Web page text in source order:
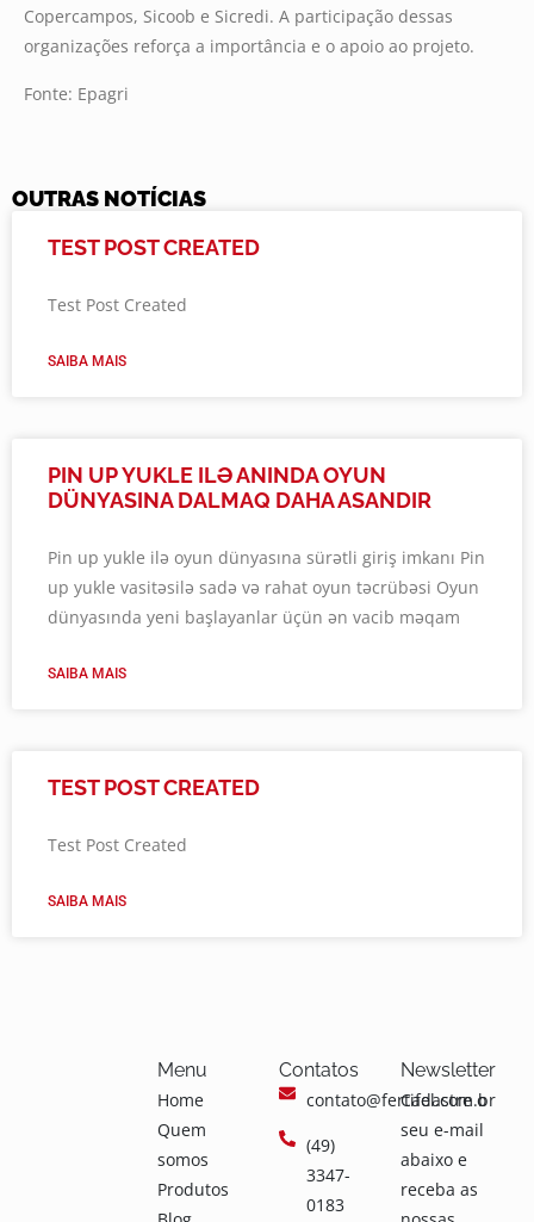
Copercampos, Sicoob e Sicredi. A participação dessas
organizações reforça a importância e o apoio ao projeto.
Fonte: Epagri
OUTRAS NOTÍCIAS
TEST POST CREATED
Test Post Created
SAIBA MAIS
PIN UP YUKLE ILƏ ANINDA OYUN
DÜNYASINA DALMAQ DAHA ASANDIR
Pin up yukle ilə oyun dünyasına sürətli giriş imkanı Pin
up yukle vasitəsilə sadə və rahat oyun təcrübəsi Oyun
dünyasında yeni başlayanlar üçün ən vacib məqam
SAIBA MAIS
TEST POST CREATED
Test Post Created
SAIBA MAIS
Menu
Home
Quem
somos
Produtos
Contatos
contato@fertifel.com.br
(49)
3347-
0183
Newsletter
Cadastre o
seu e-mail
abaixo e
receba as